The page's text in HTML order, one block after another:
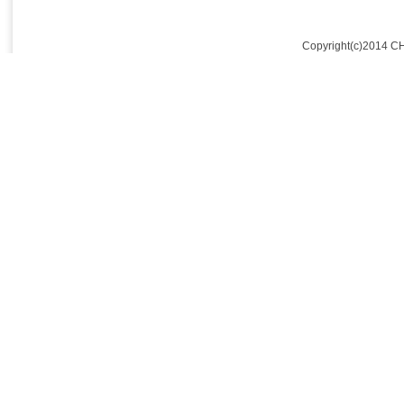
Copyright(c)2014